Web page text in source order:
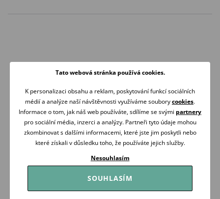
VŠE MÁME
SKLADEM
Je-li otevřeno
ZÍTRA U VÁS
DOMA
Doprava zdarma nad
Tato webová stránka používá cookies.
K personalizaci obsahu a reklam, poskytování funkcí sociálních
médií a analýze naší návštěvnosti využíváme souborycookies.
Informace o tom, jak náš web používáte, sdílíme se svými partnery
pro sociální média, inzerci a analýzy. Partneři tyto údaje mohou
zkombinovat s dalšími informacemi, které jste jim poskytli nebo
které získali v důsledku toho, že používáte jejich služby.
Nesouhlasím
SOUHLASÍM